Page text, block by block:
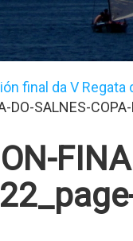
final da V
DO-SALNES-